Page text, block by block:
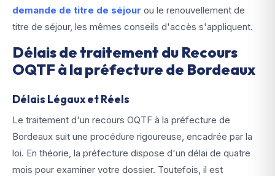
demande de titre de séjour ou le renouvellement de
titre de séjour, les mêmes conseils d'accès s'appliquent.
Délais de traitement du Recours
OQTF à la préfecture de Bordeaux
Délais Légaux et Réels
Le traitement d'un recours OQTF à la préfecture de
Bordeaux suit une procédure rigoureuse, encadrée par la
loi. En théorie, la préfecture dispose d'un délai de quatre
mois pour examiner votre dossier. Toutefois, il est